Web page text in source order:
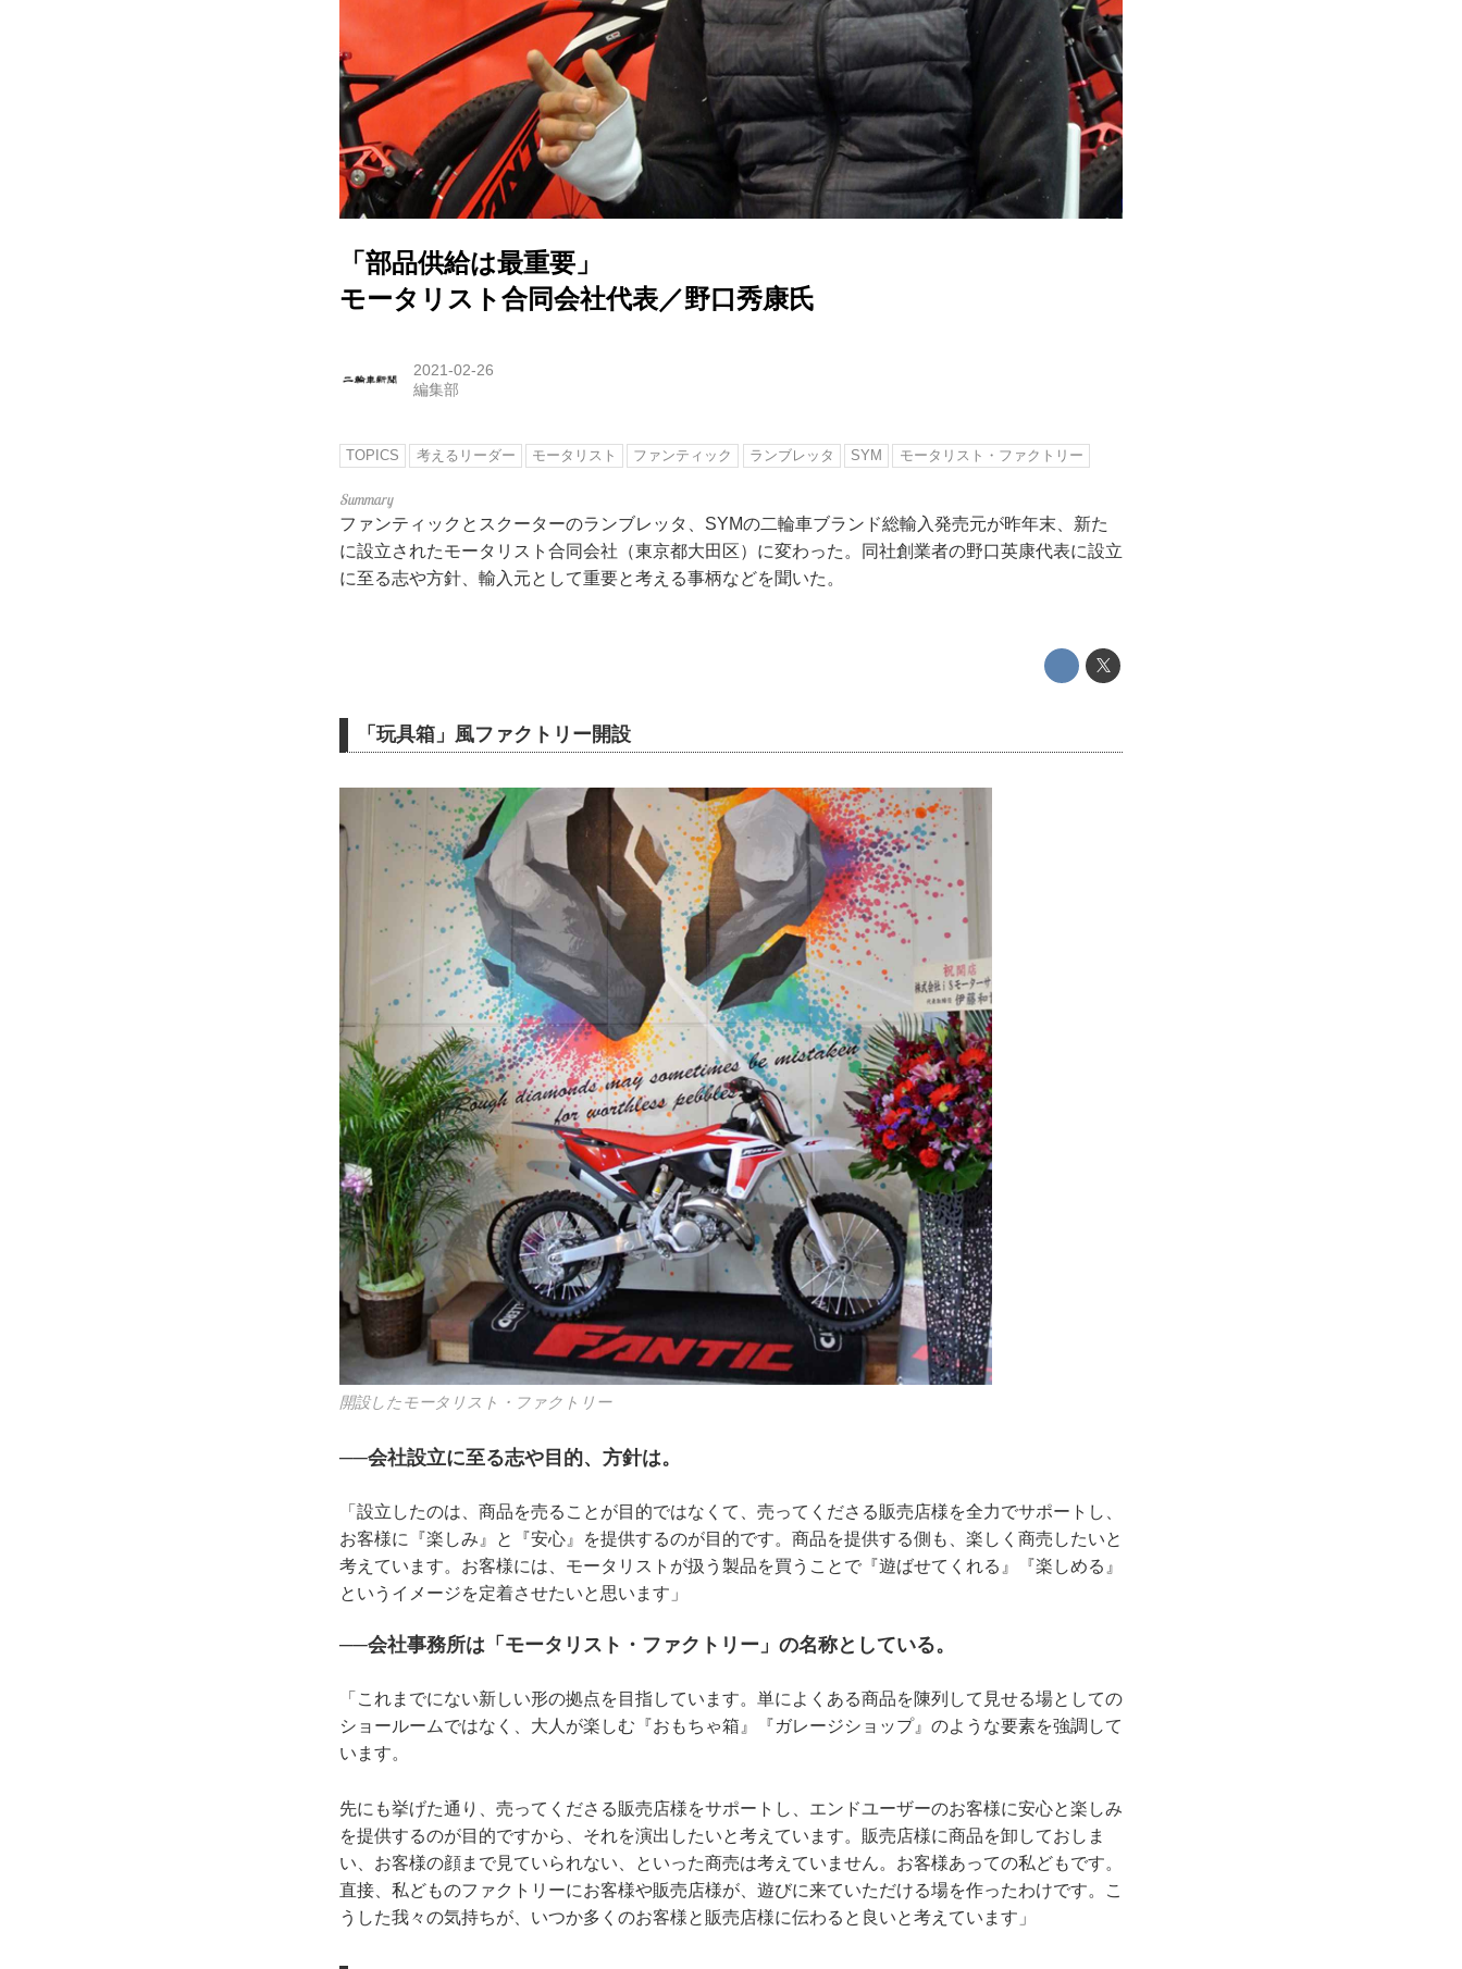
「部品供給は最重要」
モータリスト合同会社代表／野口秀康氏
2021-02-26
編集部
TOPICS 考えるリーダー モータリスト ファンティック ランブレッタ SYM モータリスト・ファクトリー
ファンティックとスクーターのランブレッタ、SYMの二輪車ブランド総輸入発売元が昨年末、新た
に設立されたモータリスト合同会社（東京都大田区）に変わった。同社創業者の野口英康代表に設立
に至る志や方針、輸入元として重要と考える事柄などを聞いた。
「玩具箱」風ファクトリー開設
開設したモータリスト・ファクトリー
──会社設立に至る志や目的、方針は。
「設立したのは、商品を売ることが目的ではなくて、売ってくださる販売店様を全力でサポートし、
お客様に『楽しみ』と『安心』を提供するのが目的です。商品を提供する側も、楽しく商売したいと
考えています。お客様には、モータリストが扱う製品を買うことで『遊ばせてくれる』『楽しめる』
というイメージを定着させたいと思います」
──会社事務所は「モータリスト・ファクトリー」の名称としている。
「これまでにない新しい形の拠点を目指しています。単によくある商品を陳列して見せる場としての
ショールームではなく、大人が楽しむ『おもちゃ箱』『ガレージショップ』のような要素を強調して
います。
先にも挙げた通り、売ってくださる販売店様をサポートし、エンドユーザーのお客様に安心と楽しみ
を提供するのが目的ですから、それを演出したいと考えています。販売店様に商品を卸しておしま
い、お客様の顔まで見ていられない、といった商売は考えていません。お客様あっての私どもです。
直接、私どものファクトリーにお客様や販売店様が、遊びに来ていただける場を作ったわけです。こ
うした我々の気持ちが、いつか多くのお客様と販売店様に伝わると良いと考えています」